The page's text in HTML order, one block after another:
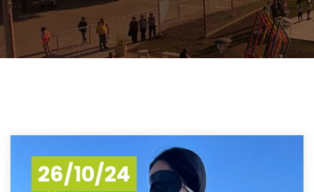
26/10/24